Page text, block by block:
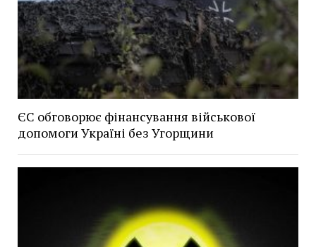
ЄС обговорює фінансування військової
допомоги Україні без Угорщини